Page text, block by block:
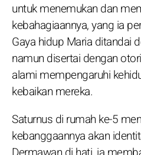
untuk menemukan dan
kebahagiaannya, yang ia
Gaya hidup Maria ditandai
namun disertai dengan
alami mempengaruhi
kebaikan mereka.
Saturnus di rumah ke-5
kebanggaannya akan